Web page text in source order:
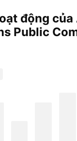
động của
Public